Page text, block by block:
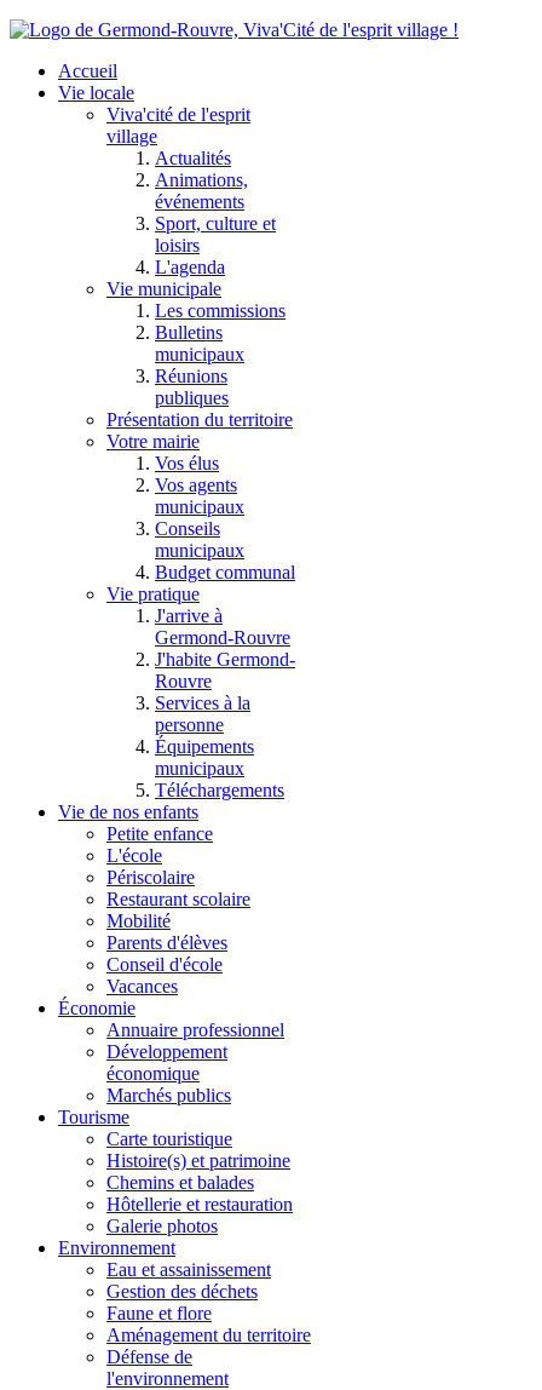
Accueil
Vie locale
Viva'cité de l'esprit
village
Actualités
Animations,
événements
Sport, culture et
loisirs
L'agenda
Vie municipale
Les commissions
Bulletins
municipaux
Réunions
publiques
Présentation du territoire
Votre mairie
Vos élus
Vos agents
municipaux
Conseils
municipaux
Budget communal
Vie pratique
J'arrive à
Germond-Rouvre
J'habite Germond-
Rouvre
Services à la
personne
Équipements
municipaux
Téléchargements
Vie de nos enfants
Petite enfance
L'école
Périscolaire
Restaurant scolaire
Mobilité
Parents d'élèves
Conseil d'école
Vacances
Économie
Annuaire professionnel
Développement
économique
Marchés publics
Tourisme
Carte touristique
Histoire(s) et patrimoine
Chemins et balades
Hôtellerie et restauration
Galerie photos
Environnement
Eau et assainissement
Gestion des déchets
Faune et flore
Aménagement du territoire
Défense de
l'environnement